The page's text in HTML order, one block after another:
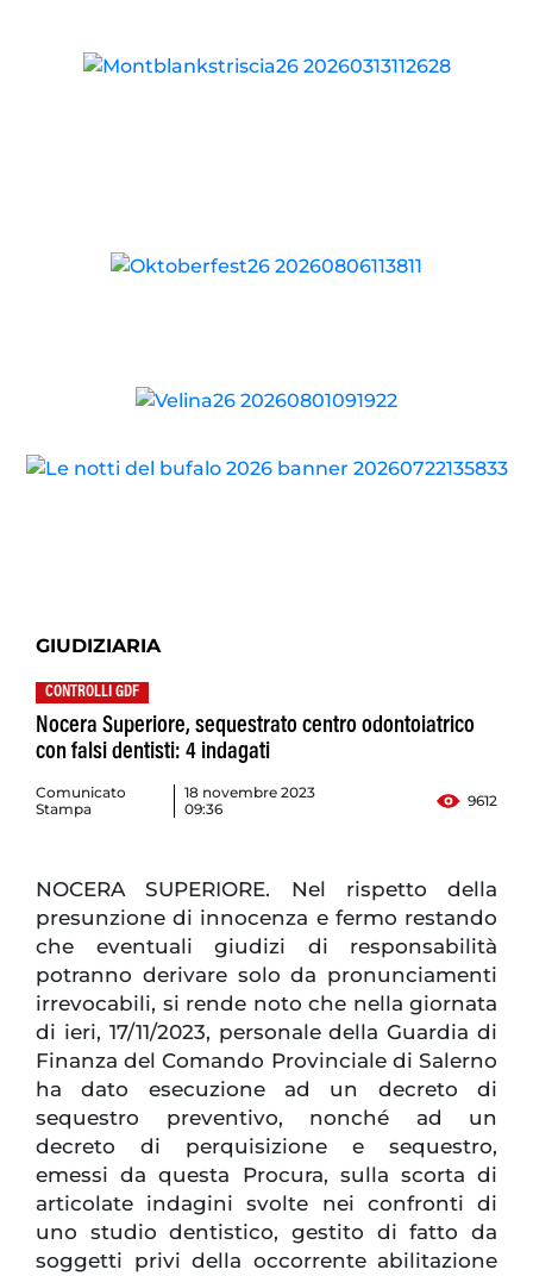
GIUDIZIARIA
CONTROLLI GDF
Nocera Superiore, sequestrato centro odontoiatrico
con falsi dentisti: 4 indagati
Comunicato
Stampa
18 novembre 2023
09:36
9612
NOCERA SUPERIORE. Nel rispetto della
presunzione di innocenza e fermo restando
che eventuali giudizi di responsabilità
potranno derivare solo da pronunciamenti
irrevocabili, si rende noto che nella giornata
di ieri, 17/11/2023, personale della Guardia di
Finanza del Comando Provinciale di Salerno
ha dato esecuzione ad un decreto di
sequestro preventivo, nonché ad un
decreto di perquisizione e sequestro,
emessi da questa Procura, sulla scorta di
articolate indagini svolte nei confronti di
uno studio dentistico, gestito di fatto da
soggetti privi della occorrente abilitazione